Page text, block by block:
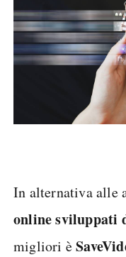
In alternativa alle
online sviluppati
migliori è